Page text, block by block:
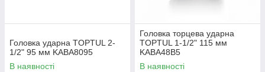
Головка ударна TOPTUL 2-
1/2" 95 мм KABA8095
В наявності
Головка торцева ударна
TOPTUL 1-1/2" 115 мм
KABA48B5
В наявності